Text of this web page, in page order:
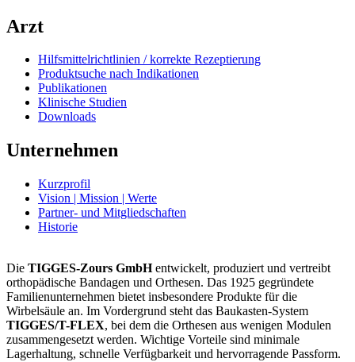
Arzt
Hilfsmittelrichtlinien / korrekte Rezeptierung
Produktsuche nach Indikationen
Publikationen
Klinische Studien
Downloads
Unternehmen
Kurzprofil
Vision | Mission | Werte
Partner- und Mitgliedschaften
Historie
Die TIGGES-Zours GmbHentwickelt, produziert und vertreibt
orthopädische Bandagen und Orthesen. Das 1925 gegründete
Familienunternehmen bietet insbesondere Produkte für die
Wirbelsäule an. Im Vordergrund steht das Baukasten-System
TIGGES/T-FLEX, bei dem die Orthesen aus wenigen Modulen
zusammengesetzt werden. Wichtige Vorteile sind minimale
Lagerhaltung, schnelle Verfügbarkeit und hervorragende Passform.